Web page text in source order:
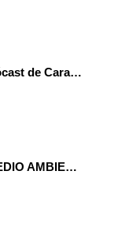
Cuña promocional del pócast de Carabancast para alumnos
CUÑA PUBLICITARIA MEDIO AMBIENTE 6